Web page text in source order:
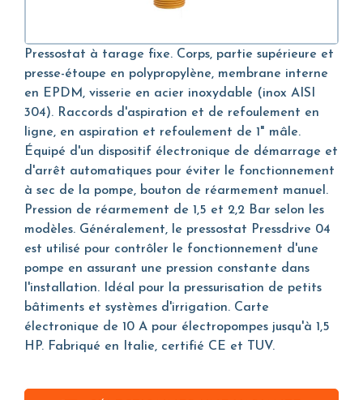
Pressostat à tarage fixe. Corps, partie supérieure et
presse-étoupe en polypropylène, membrane interne
en EPDM, visserie en acier inoxydable (inox AISI
304). Raccords d'aspiration et de refoulement en
ligne, en aspiration et refoulement de 1" mâle.
Équipé d'un dispositif électronique de démarrage et
d'arrêt automatiques pour éviter le fonctionnement
à sec de la pompe, bouton de réarmement manuel.
Pression de réarmement de 1,5 et 2,2 Bar selon les
modèles. Généralement, le pressostat Pressdrive 04
est utilisé pour contrôler le fonctionnement d'une
pompe en assurant une pression constante dans
l'installation. Idéal pour la pressurisation de petits
bâtiments et systèmes d'irrigation. Carte
électronique de 10 A pour électropompes jusqu'à 1,5
HP. Fabriqué en Italie, certifié CE et TUV.